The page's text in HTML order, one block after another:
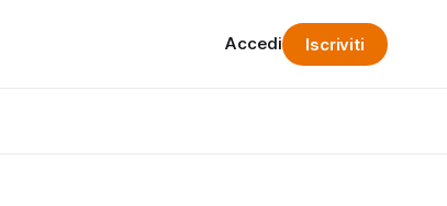
Accedi Iscriviti